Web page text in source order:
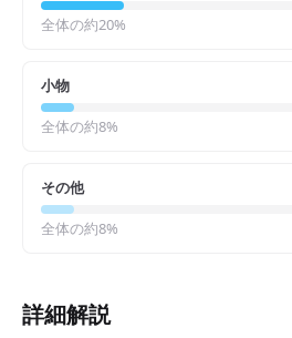
全体の約20%
小物
全体の約8%
その他
全体の約8%
詳細解説